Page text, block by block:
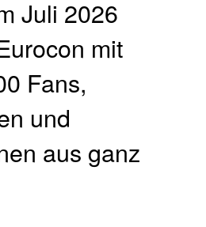
Juli 2026
mit
Fans,
und
aus ganz